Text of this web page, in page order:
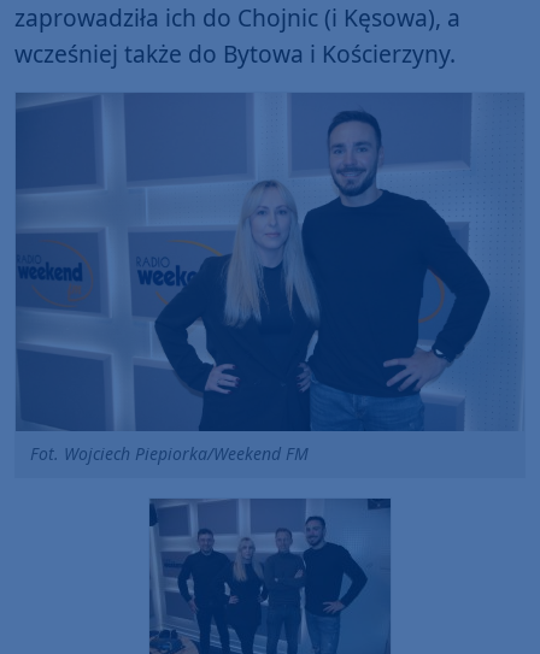
zaprowadziła ich do Chojnic (i Kęsowa), a
wcześniej także do Bytowa i Kościerzyny.
Fot. Wojciech Piepiorka/Weekend FM